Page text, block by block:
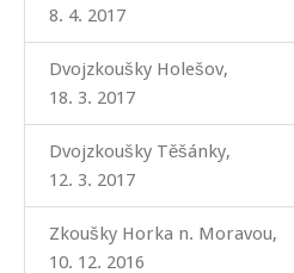
8. 4. 2017
Dvojzkoušky Holešov,
18. 3. 2017
Dvojzkoušky Těšánky,
12. 3. 2017
Zkoušky Horka n. Moravou,
10. 12. 2016